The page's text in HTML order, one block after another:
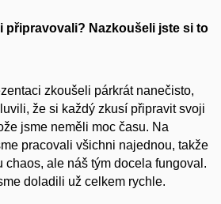
připravovali? Nazkoušeli jste si to
zkoušeli párkrát nanečisto,
že si každý zkusí připravit svoji
jsme neměli moc času. Na
pracovali všichni najednou, takže
chaos, ale náš tým docela fungoval.
doladili už celkem rychle.